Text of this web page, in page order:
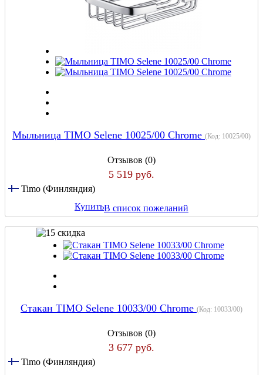
Мыльница TIMO Selene 10025/00 Chrome (Код: 10025/00)
Отзывов (0)
5 519 руб.
Timo (Финляндия)
КупитьВ список пожеланий
Стакан TIMO Selene 10033/00 Chrome (Код: 10033/00)
Отзывов (0)
3 677 руб.
Timo (Финляндия)